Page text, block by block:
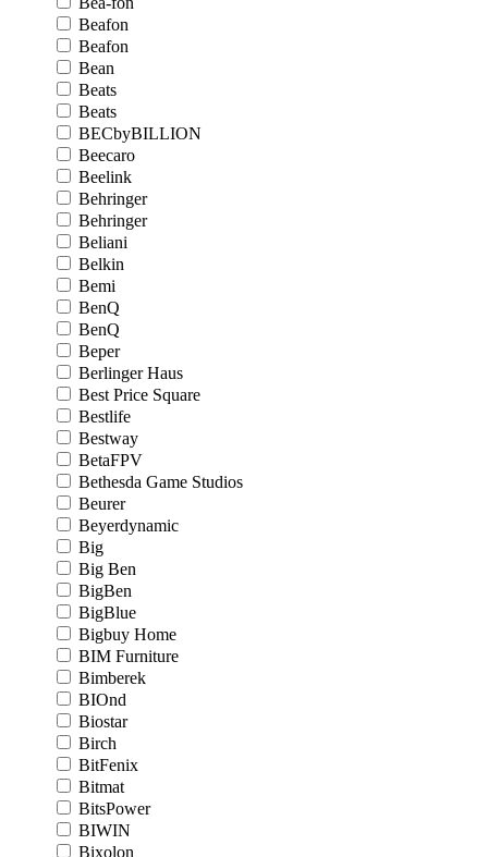
Beafon
Beafon
Bean
Beats
Beats
BECbyBILLION
Beecaro
Beelink
Behringer
Behringer
Beliani
Belkin
Bemi
BenQ
BenQ
Beper
Berlinger Haus
Best Price Square
Bestlife
Bestway
BetaFPV
Bethesda Game Studios
Beurer
Beyerdynamic
Big
Big Ben
BigBen
BigBlue
Bigbuy Home
BIM Furniture
Bimberek
BIOnd
Biostar
Birch
BitFenix
Bitmat
BitsPower
BIWIN
Bixolon